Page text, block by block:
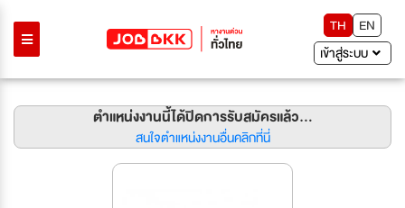
TH
EN
เข้าสู่ระบบ
ตำแหน่งงานนี้ได้ปิดการรับสมัครแล้ว...
สนใจตำแหน่งงานอื่นคลิกที่นี่